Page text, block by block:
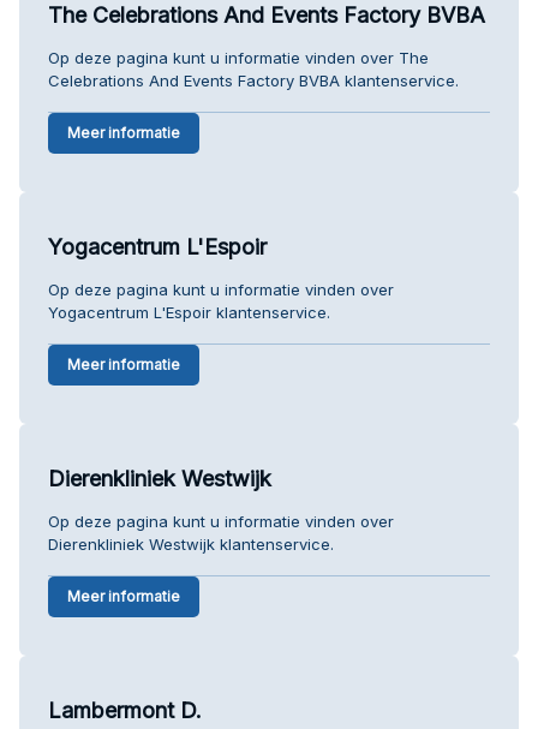
The Celebrations And Events Factory BVBA
Op deze pagina kunt u informatie vinden over The
Celebrations And Events Factory BVBA klantenservice.
Meer informatie
Yogacentrum L'Espoir
Op deze pagina kunt u informatie vinden over
Yogacentrum L'Espoir klantenservice.
Meer informatie
Dierenkliniek Westwijk
Op deze pagina kunt u informatie vinden over
Dierenkliniek Westwijk klantenservice.
Meer informatie
Lambermont D.